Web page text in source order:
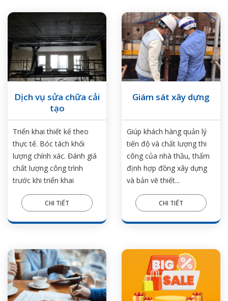
Dịch vụ sửa chữa cải
tạo
Triển khai thiết kế theo
thực tế. Bóc tách khối
lượng chính xác. Đánh giá
chất lượng công trình
trước khi triển khai
CHI TIẾT
Giám sát xây dựng
Giúp khách hàng quản lý
tiến độ và chất lượng thi
công của nhà thầu, thẩm
định hợp đồng xây dựng
và bản vẽ thiết...
CHI TIẾT